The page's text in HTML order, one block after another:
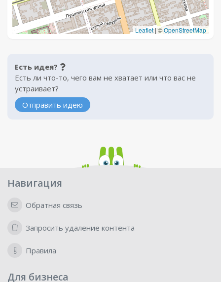
Leaflet |©OpenStreetMap
Есть идея?
Есть ли что-то, чего вам не хватает или что вас не
устраивает?
Отправить идею
Навигация
Обратная связь
Запросить удаление контента
Правила
Для бизнеса